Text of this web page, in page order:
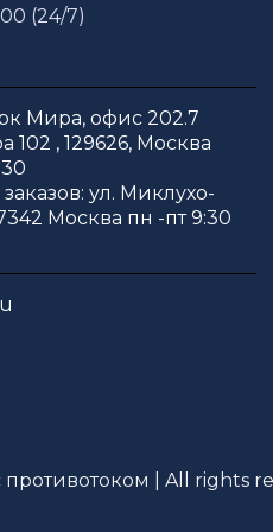
(24/7)
Мира, офис 202.7
102 , 129626, Москва
ул. Миклухо-
Москва пн -пт 9:30
| All rights